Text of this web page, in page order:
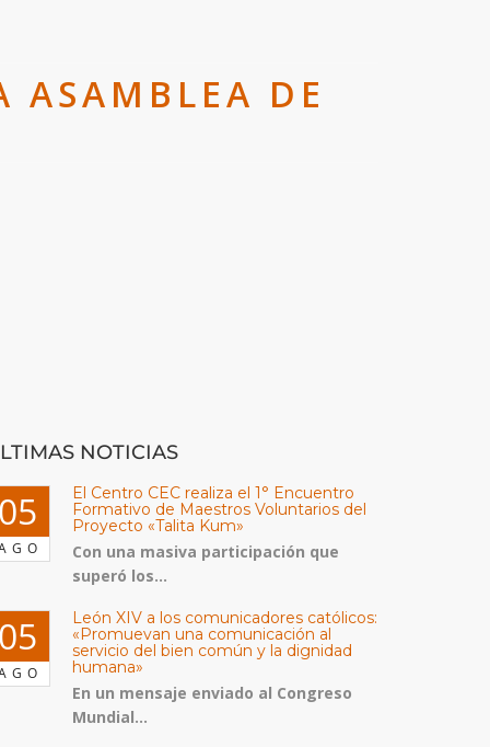
ASAMBLEA DE
NOTICIAS
El Centro CEC realiza el 1° Encuentro
Formativo de Maestros Voluntarios del
Proyecto «Talita Kum»
Con una masiva participación que
superó los...
León XIV a los comunicadores católicos:
«Promuevan una comunicación al
servicio del bien común y la dignidad
humana»
En un mensaje enviado al Congreso
Mundial...